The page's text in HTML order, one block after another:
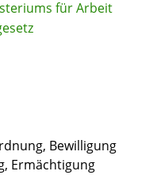
für Arbeit
Bewilligung
Ermächtigung